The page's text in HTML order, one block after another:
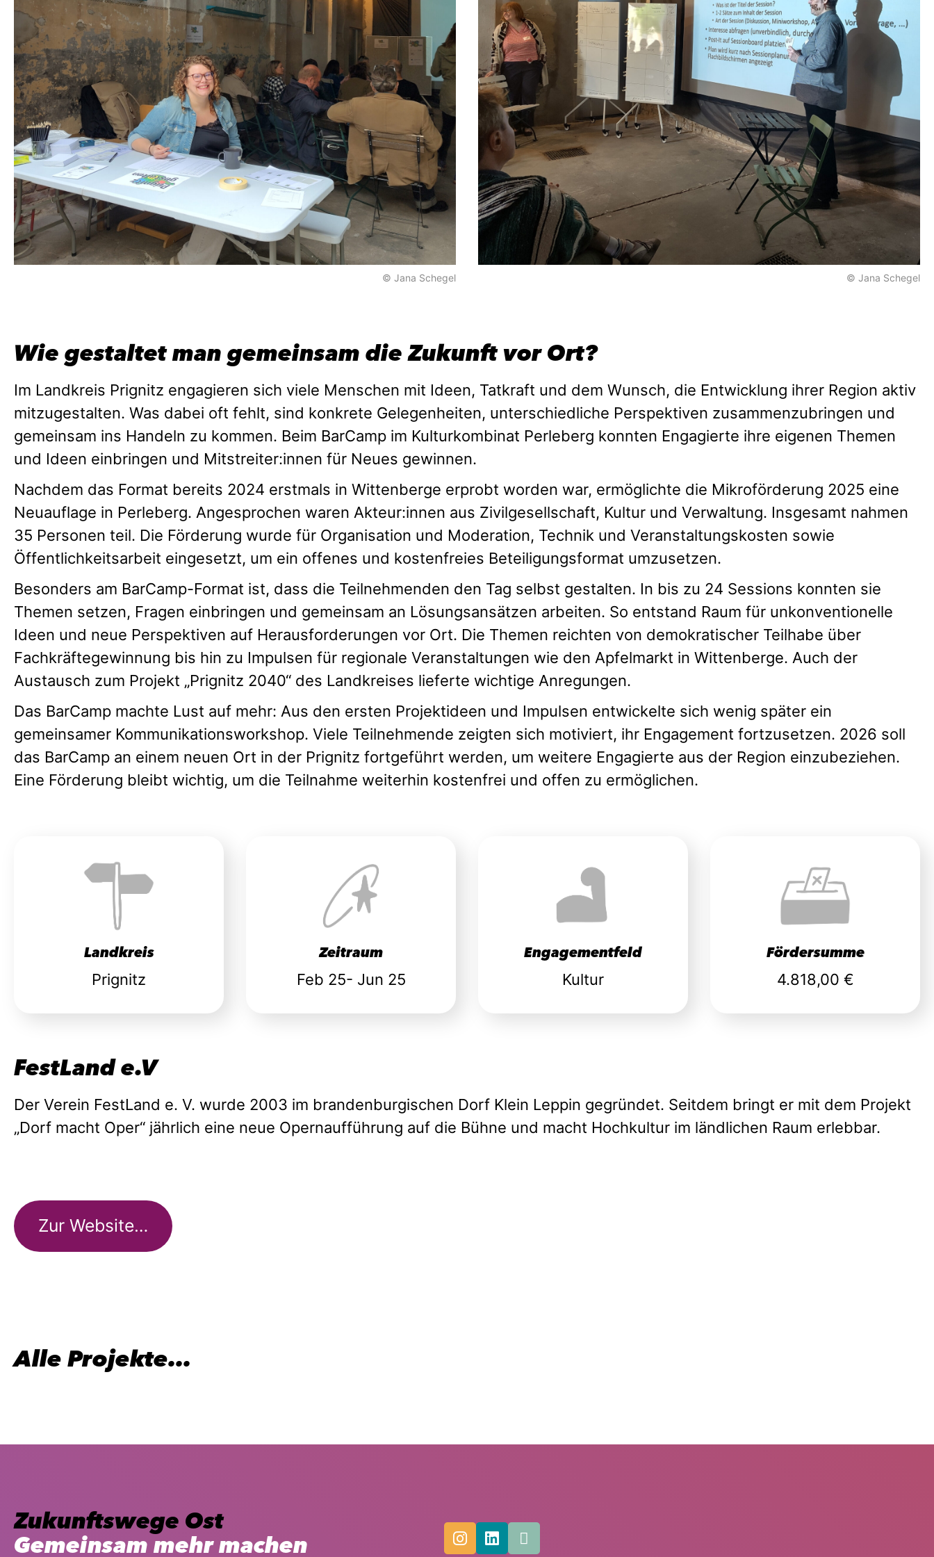
© Jana Schegel © Jana Schegel
Wie gestaltet man gemeinsam die Zukunft vor Ort?
Im Landkreis Prignitz engagieren sich viele Menschen mit Ideen, Tatkraft und dem Wunsch, die Entwicklung ihrer Region aktiv
mitzugestalten. Was dabei oft fehlt, sind konkrete Gelegenheiten, unterschiedliche Perspektiven zusammenzubringen und
gemeinsam ins Handeln zu kommen. Beim BarCamp im Kulturkombinat Perleberg konnten Engagierte ihre eigenen Themen
und Ideen einbringen und Mitstreiter:innen für Neues gewinnen.
Nachdem das Format bereits 2024 erstmals in Wittenberge erprobt worden war, ermöglichte die Mikroförderung 2025 eine
Neuauflage in Perleberg. Angesprochen waren Akteur:innen aus Zivilgesellschaft, Kultur und Verwaltung. Insgesamt nahmen
35 Personen teil. Die Förderung wurde für Organisation und Moderation, Technik und Veranstaltungskosten sowie
Öffentlichkeitsarbeit eingesetzt, um ein offenes und kostenfreies Beteiligungsformat umzusetzen.
Besonders am BarCamp-Format ist, dass die Teilnehmenden den Tag selbst gestalten. In bis zu 24 Sessions konnten sie
Themen setzen, Fragen einbringen und gemeinsam an Lösungsansätzen arbeiten. So entstand Raum für unkonventionelle
Ideen und neue Perspektiven auf Herausforderungen vor Ort. Die Themen reichten von demokratischer Teilhabe über
Fachkräftegewinnung bis hin zu Impulsen für regionale Veranstaltungen wie den Apfelmarkt in Wittenberge. Auch der
Austausch zum Projekt „Prignitz 2040“ des Landkreises lieferte wichtige Anregungen.
Das BarCamp machte Lust auf mehr: Aus den ersten Projektideen und Impulsen entwickelte sich wenig später ein
gemeinsamer Kommunikationsworkshop. Viele Teilnehmende zeigten sich motiviert, ihr Engagement fortzusetzen. 2026 soll
das BarCamp an einem neuen Ort in der Prignitz fortgeführt werden, um weitere Engagierte aus der Region einzubeziehen.
Eine Förderung bleibt wichtig, um die Teilnahme weiterhin kostenfrei und offen zu ermöglichen.
Landkreis
Prignitz
Zeitraum
Feb 25- Jun 25
Engagementfeld
Kultur
Fördersumme
4.818,00 €
FestLand e.V
Der Verein FestLand e. V. wurde 2003 im brandenburgischen Dorf Klein Leppin gegründet. Seitdem bringt er mit dem Projekt
„Dorf macht Oper“ jährlich eine neue Opernaufführung auf die Bühne und macht Hochkultur im ländlichen Raum erlebbar.
Zur Website…
Alle Projekte…
Zukunftswege Ost
Gemeinsam mehr machen